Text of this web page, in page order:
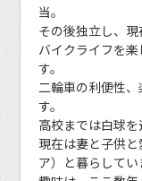
当。
その後独立し、現
バイクライフを
す。
二輪車の利便性
す。
高校までは白球を
現在は妻と子供
ア）と暮らしてい